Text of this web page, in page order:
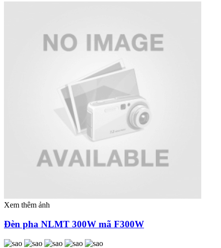
Xem thêm ảnh
Đèn pha NLMT 300W mã F300W